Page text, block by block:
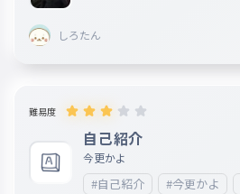
しろたん
難易度
自己紹介
今更かよ
#自己紹介 #今更かよ